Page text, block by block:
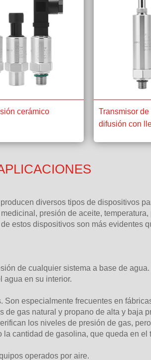
cerámico
Transmisor
difusión con
diversos tipos de dispositivos
presión de aceite,
estos dispositivos son más evidentes
de cualquier sistema a base de
agua en su interior.
especialmente frecuentes en
gas natural y propano de alta y baja
los niveles de presión de gas,
cantidad de gasolina, que queda en el
operados por aire.